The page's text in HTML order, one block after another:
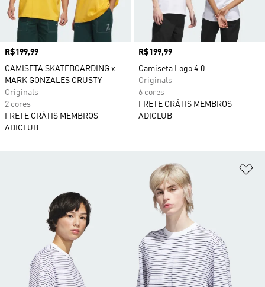
Preço
R$199,99
CAMISETA SKATEBOARDING x
MARK GONZALES CRUSTY
Originals
2 cores
FRETE GRÁTIS MEMBROS
ADICLUB
Preço
R$199,99
Camiseta Logo 4.0
Originals
6 cores
FRETE GRÁTIS MEMBROS
ADICLUB